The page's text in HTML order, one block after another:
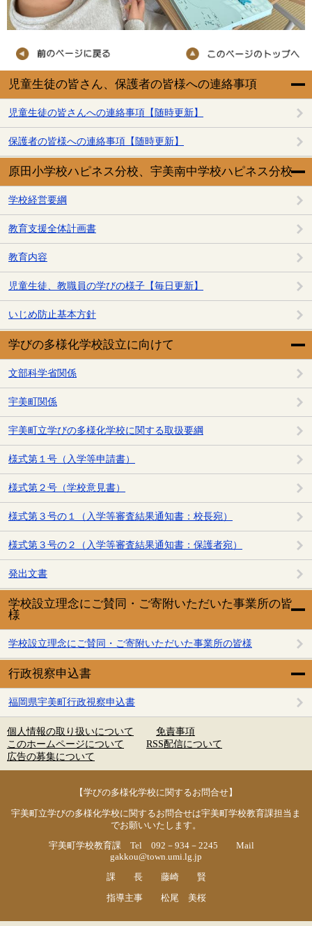
児童生徒の皆さん、保護者の皆様への連絡事項
児童生徒の皆さんへの連絡事項【随時更新】
保護者の皆様への連絡事項【随時更新】
原田小学校ハピネス分校、宇美南中学校ハピネス分校
学校経営要綱
教育支援全体計画書
教育内容
児童生徒、教職員の学びの様子【毎日更新】
いじめ防止基本方針
学びの多様化学校設立に向けて
文部科学省関係
宇美町関係
宇美町立学びの多様化学校に関する取扱要綱
様式第１号（入学等申請書）
様式第２号（学校意見書）
様式第３号の１（入学等審査結果通知書：校長宛）
様式第３号の２（入学等審査結果通知書：保護者宛）
発出文書
学校設立理念にご賛同・ご寄附いただいた事業所の皆
様
学校設立理念にご賛同・ご寄附いただいた事業所の皆様
行政視察申込書
福岡県宇美町行政視察申込書
個人情報の取り扱いについて
免責事項
このホームページについて
RSS配信について
広告の募集について
【学びの多様化学校に関するお問合せ】
宇美町立学びの多様化学校に関するお問合せは宇美町学校教育課担当ま
でお願いいたします。
宇美町学校教育課 Tel 092－934－2245 Mail
gakkou@town.umi.lg.jp
課 長 藤崎 賢
指導主事 松尾 美桜